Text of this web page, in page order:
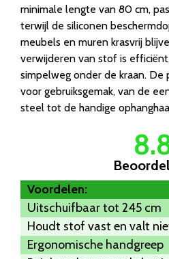
minimale lengte van 80 cm,
terwijl de siliconen
meubels en muren krasvrij
verwijderen van stof is
simpelweg onder de kraan. De
voor gebruiksgemak, van de
steel tot de handige
Voordelen:
Uitschuifbaar tot 245 cm
Houdt stof vast en valt
Ergonomische handgreep